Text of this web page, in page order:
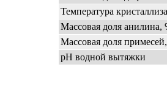
Температура
Массовая доля анилина,
Массовая доля
pH водной вытяжки